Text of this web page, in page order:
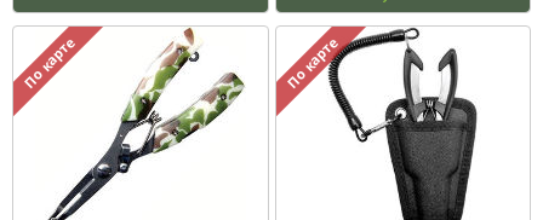
По карте По карте